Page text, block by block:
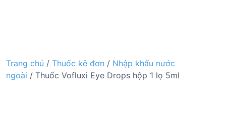
Trang chủ / Thuốc kê đơn / Nhập khẩu nước
ngoài / Thuốc Vofluxi Eye Drops hộp 1 lọ 5ml